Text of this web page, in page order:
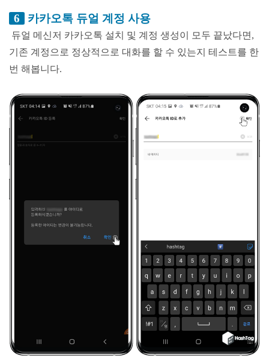
6 카카오톡 듀얼 계정 사용
듀얼 메신저 카카오톡 설치 및 계정 생성이 모두 끝났다면,
기존 계정으로 정상적으로 대화를 할 수 있는지 테스트를 한
번 해봅니다.